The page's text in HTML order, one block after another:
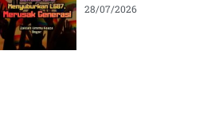
28/07/2026